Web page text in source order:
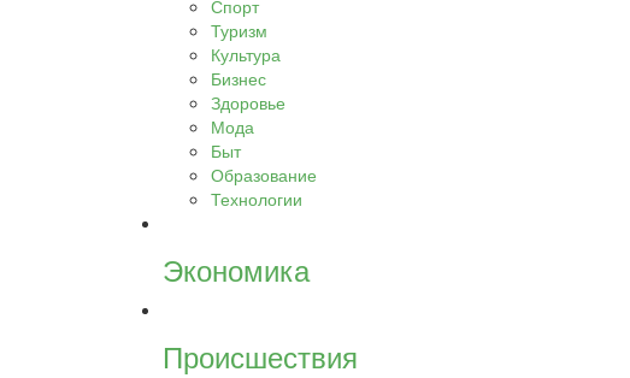
Спорт
Туризм
Культура
Бизнес
Здоровье
Мода
Быт
Образование
Технологии
Экономика
Происшествия